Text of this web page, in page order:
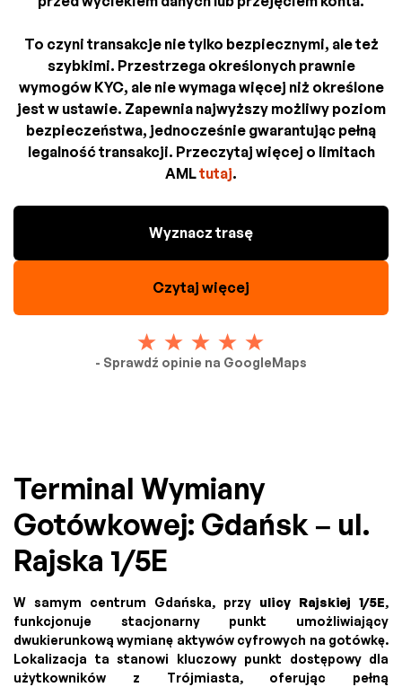
To czyni transakcje nie tylko bezpiecznymi, ale też
szybkimi. Przestrzega określonych prawnie
wymogów KYC, ale nie wymaga więcej niż określone
jest w ustawie. Zapewnia najwyższy możliwy poziom
bezpieczeństwa, jednocześnie gwarantując pełną
legalność transakcji. Przeczytaj więcej o limitach
AMLtutaj.
Wyznacz trasę
Czytaj więcej
- Sprawdź opinie na GoogleMaps
Terminal Wymiany
Gotówkowej: Gdańsk – ul.
Rajska 1/5E
W samym centrum Gdańska, przy ulicy Rajskiej 1/5E,
funkcjonuje stacjonarny punkt umożliwiający
dwukierunkową wymianę aktywów cyfrowych na gotówkę.
Lokalizacja ta stanowi kluczowy punkt dostępowy dla
użytkowników z Trójmiasta, oferując pełną